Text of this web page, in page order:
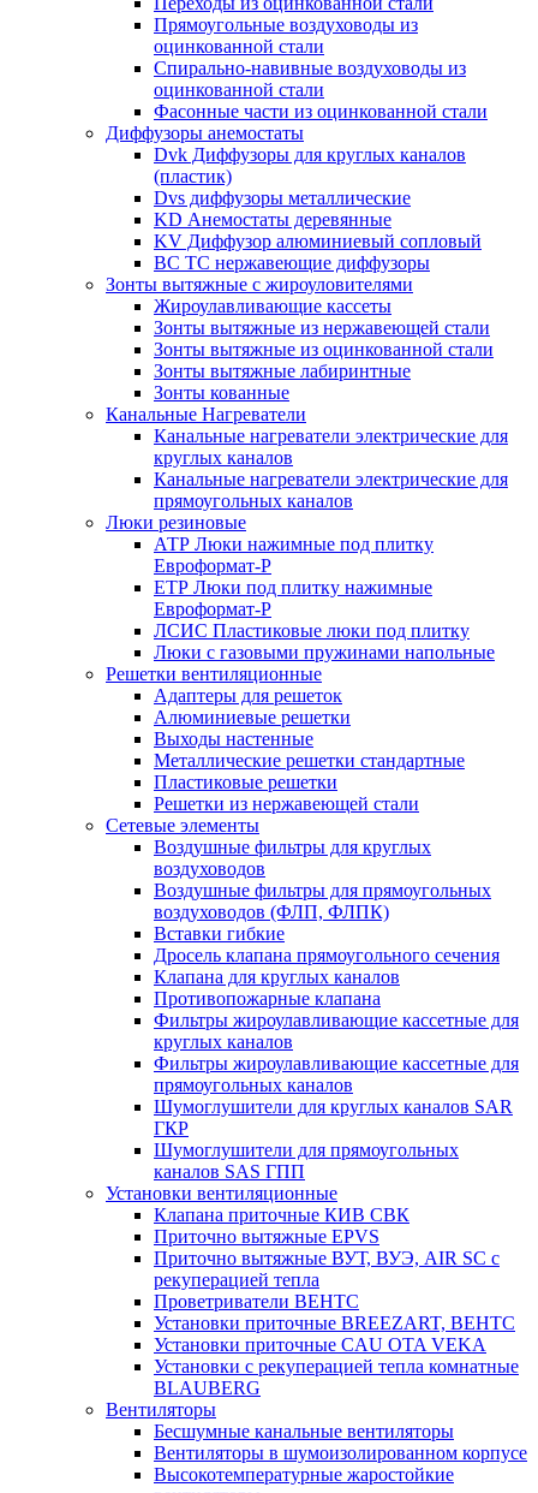
Прямоугольные воздуховоды из
оцинкованной стали
Спирально-навивные воздуховоды из
оцинкованной стали
Фасонные части из оцинкованной стали
Диффузоры анемостаты
Dvk Диффузоры для круглых каналов
(пластик)
Dvs диффузоры металлические
KD Анемостаты деревянные
KV Диффузор алюминиевый сопловый
ВС ТС нержавеющие диффузоры
Зонты вытяжные с жироуловителями
Жироулавливающие кассеты
Зонты вытяжные из нержавеющей стали
Зонты вытяжные из оцинкованной стали
Зонты вытяжные лабиринтные
Зонты кованные
Канальные Нагреватели
Канальные нагреватели электрические для
круглых каналов
Канальные нагреватели электрические для
прямоугольных каналов
Люки резиновые
АТР Люки нажимные под плитку
Евроформат-Р
ЕТР Люки под плитку нажимные
Евроформат-Р
ЛСИС Пластиковые люки под плитку
Люки с газовыми пружинами напольные
Решетки вентиляционные
Адаптеры для решеток
Алюминиевые решетки
Выходы настенные
Металлические решетки стандартные
Пластиковые решетки
Решетки из нержавеющей стали
Сетевые элементы
Воздушные фильтры для круглых
воздуховодов
Воздушные фильтры для прямоугольных
воздуховодов (ФЛП, ФЛПК)
Вставки гибкие
Дросель клапана прямоугольного сечения
Клапана для круглых каналов
Противопожарные клапана
Фильтры жироулавливающие кассетные для
круглых каналов
Фильтры жироулавливающие кассетные для
прямоугольных каналов
Шумоглушители для круглых каналов SAR
ГКР
Шумоглушители для прямоугольных
каналов SAS ГПП
Установки вентиляционные
Клапана приточные КИВ СВК
Приточно вытяжные EPVS
Приточно вытяжные ВУТ, ВУЭ, AIR SC с
рекуперацией тепла
Проветриватели ВЕНТС
Установки приточные BREEZART, ВЕНТС
Установки приточные CAU OTA VEKA
Установки с рекуперацией тепла комнатные
BLAUBERG
Вентиляторы
Бесшумные канальные вентиляторы
Вентиляторы в шумоизолированном корпусе
Высокотемпературные жаростойкие